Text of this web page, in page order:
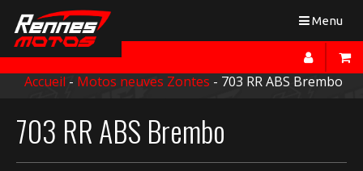
Toggle
Menu
Accueil - Motos neuves Zontes - 703 RR ABS Brembo
703 RR ABS Brembo